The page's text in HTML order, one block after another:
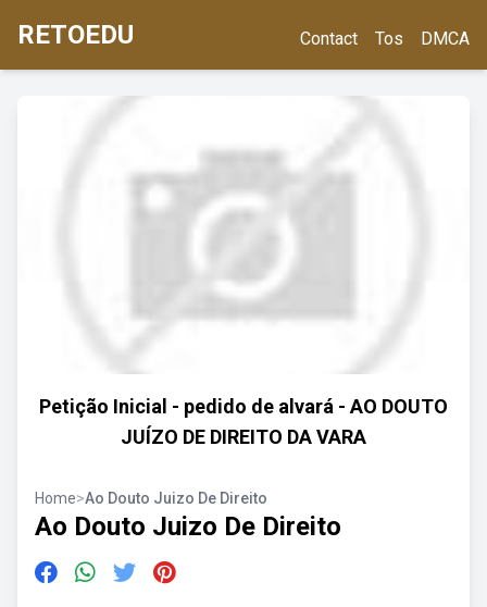
RETOEDU Contact Tos DMCA
Petição Inicial - pedido de alvará - AO DOUTO
JUÍZO DE DIREITO DA VARA
Home>Ao Douto Juizo De Direito
Ao Douto Juizo De Direito